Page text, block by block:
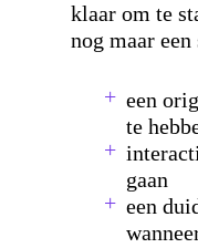
klaar om te
nog maar
een
te
gaan
een